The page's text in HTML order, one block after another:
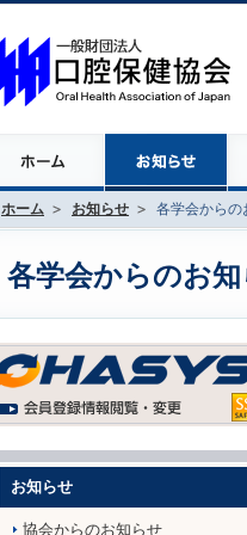
ホーム お知らせ 各学会から
各学会からのお
お知らせ
協会からのお知らせ